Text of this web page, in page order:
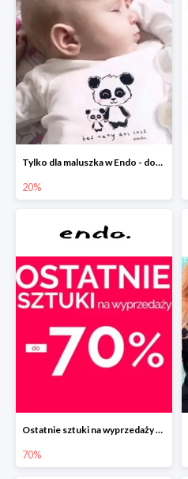
Tylko dla maluszka w Endo - dodatkowe -20%
20%
Ostatnie sztuki na wyprzedaży w Endo do -70%
70%